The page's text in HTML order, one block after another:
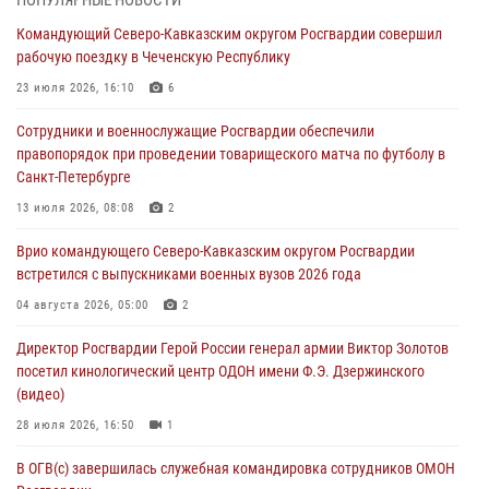
Росгвардии (видео)
06 августа 2026, 14:47 10 1
В Брянске сотрудники и военнослужащие Росгвардии почтили
06 августа 2026, 14:36 2
В кинологическом центре Уральского округа Росгвардии почтили
память товарищей, погибших при исполнении воинского долга
В Центральном округе Росгвардии прошли мероприятия к
108‑летию генерала армии И.К. Яковлева
Росгвардейцы задержали мужчину, открывшего стрельбу в
Подмосковье (видео)
06 августа 2026, 12:35
Командующий Северо-Кавказским округом Росгвардии совершил
рабочую поездку в Чеченскую Республику
23 июля 2026, 16:10 6
Сотрудники и военнослужащие Росгвардии обеспечили
правопорядок при проведении товарищеского матча по футболу в
Санкт-Петербурге
13 июля 2026, 08:08 2
Врио командующего Северо-Кавказским округом Росгвардии
встретился с выпускниками военных вузов 2026 года
04 августа 2026, 05:00 2
Директор Росгвардии Герой России генерал армии Виктор Золотов
посетил кинологический центр ОДОН имени Ф.Э. Дзержинского
(видео)
28 июля 2026, 16:50 1
В ОГВ(с) завершилась служебная командировка сотрудников ОМОН